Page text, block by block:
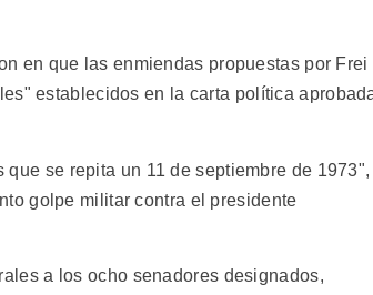
en que las enmiendas propuestas por Frei
establecidos en la carta política
se repita un 11 de septiembre de 1973",
golpe militar contra el presidente
a los ocho senadores designados,